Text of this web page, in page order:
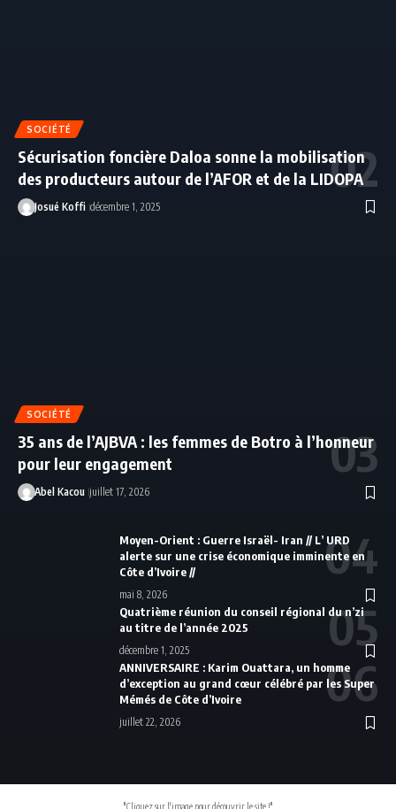
SOCIÉTÉ
Sécurisation foncière Daloa sonne la mobilisation
des producteurs autour de l’AFOR et de la LIDOPA
Josué Koffi décembre 1, 2025
SOCIÉTÉ
35 ans de l’AJBVA : les femmes de Botro à l’honneur
pour leur engagement
Abel Kacou juillet 17, 2026
Moyen-Orient : Guerre Israël- Iran // L’ URD
alerte sur une crise économique imminente en
Côte d’Ivoire //
mai 8, 2026
Quatrième réunion du conseil régional du n’zi
au titre de l’année 2025
décembre 1, 2025
ANNIVERSAIRE : Karim Ouattara, un homme
d’exception au grand cœur célébré par les Super
Mémés de Côte d’Ivoire
juillet 22, 2026
"Cliquez sur l'image pour découvrir le site !"